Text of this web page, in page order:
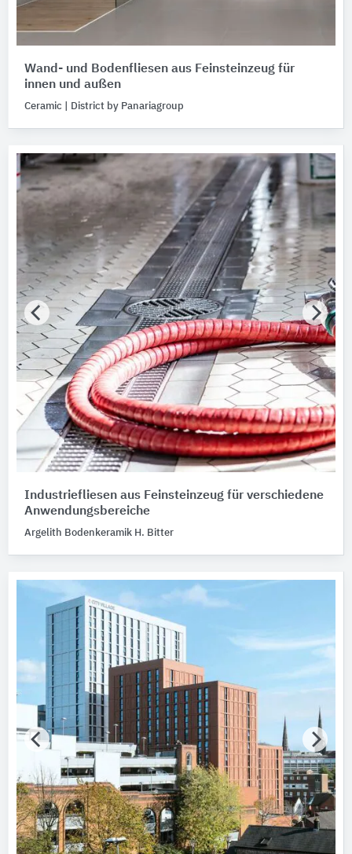
Bitte auswählen
Wand- und Bodenfliesen aus Feinsteinzeug für
innen und außen
Ceramic | District by Panariagroup
Industriefliesen aus Feinsteinzeug für verschiedene
Anwendungsbereiche
Argelith Bodenkeramik H. Bitter